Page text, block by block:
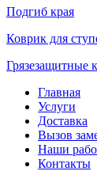
Подгиб края
Коврик для
Грязезащитные
Главная
Услуги
Доставка
Вызов
Наши
Контакты